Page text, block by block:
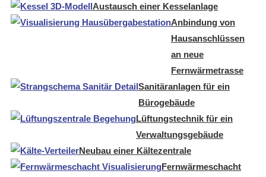
Austausch einer Kesselanlage
Anbindung von
Hausanschlüssen
an neue
Fernwärmetrasse
Sanitäranlagen für ein
Bürogebäude
Lüftungstechnik für ein
Verwaltungsgebäude
Neubau einer Kältezentrale
Fernwärmeschacht